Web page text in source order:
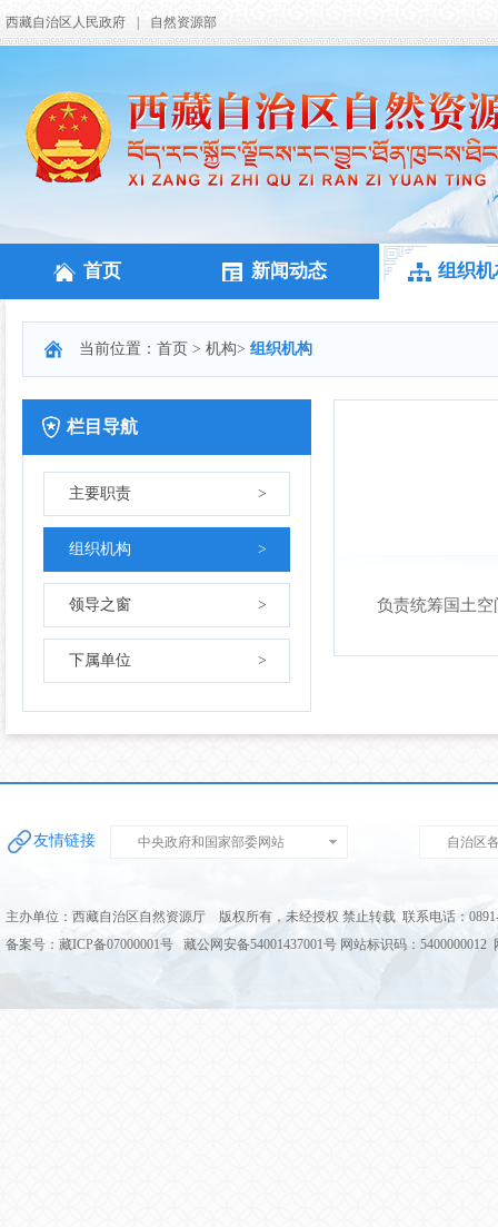
西藏自治区人民政府 自然资源部
首页 新闻动态 组织
当前位置： 首页 > 机构> 组织机构
栏目导航
主要职责 >
组织机构 >
领导之窗 >
下属单位 >
负责统筹国土
友情链接 中央政府和国家部委网站 自治区
主办单位：西藏自治区自然资源厅 版权所有，未经授权 禁止转载 联系电话：
备案号：藏ICP备07000001号 藏公网安备54001437001号 网站标识码：5400000012